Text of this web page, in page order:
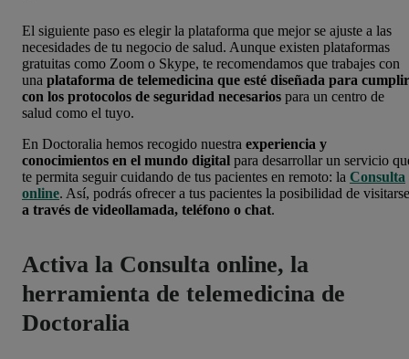
El siguiente paso es elegir la plataforma que mejor se ajuste a las
necesidades de tu negocio de salud. Aunque existen plataformas
gratuitas como Zoom o Skype, te recomendamos que trabajes con
una plataforma de telemedicina que esté diseñada para cumplir
con los protocolos de seguridad necesarios para un centro de
salud como el tuyo.
En Doctoralia hemos recogido nuestra experiencia y
conocimientos en el mundo digital para desarrollar un servicio
te permita seguir cuidando de tus pacientes en remoto: la Consulta
online. Así, podrás ofrecer a tus pacientes la posibilidad de visitarse
a través de videollamada, teléfono o chat.
Activa la Consulta online, la
herramienta de telemedicina de
Doctoralia